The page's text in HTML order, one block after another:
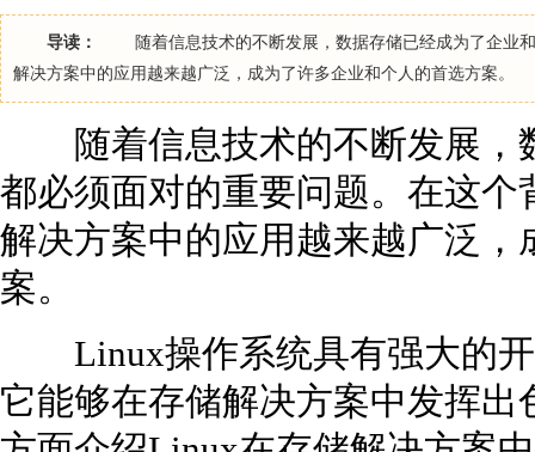
导读：
随着信息技术的不断发展，数据存储已经成为了企业和
解决方案中的应用越来越广泛，成为了许多企业和个人的首选方案
随着信息技术的不断发展，
都必须面对的重要问题。在这
解决方案中的应用越来越广泛
案。
Linux操作系统具有强大的开
它能够在存储解决方案中发挥